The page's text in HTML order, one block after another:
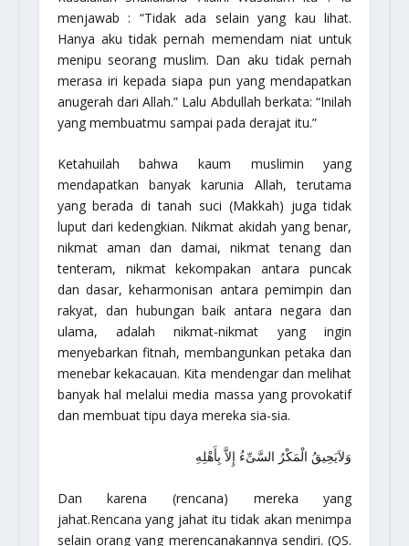
menjawab : “Tidak ada selain yang kau lihat.
Hanya aku tidak pernah memendam niat untuk
menipu seorang muslim. Dan aku tidak pernah
merasa iri kepada siapa pun yang mendapatkan
anugerah dari Allah.” Lalu Abdullah berkata: “Inilah
yang membuatmu sampai pada derajat itu.”
Ketahuilah bahwa kaum muslimin yang
mendapatkan banyak karunia Allah, terutama
yang berada di tanah suci (Makkah) juga tidak
luput dari kedengkian. Nikmat akidah yang benar,
nikmat aman dan damai, nikmat tenang dan
tenteram, nikmat kekompakan antara puncak
dan dasar, keharmonisan antara pemimpin dan
rakyat, dan hubungan baik antara negara dan
ulama, adalah nikmat-nikmat yang ingin
menyebarkan fitnah, membangunkan petaka dan
menebar kekacauan. Kita mendengar dan melihat
banyak hal melalui media massa yang provokatif
dan membuat tipu daya mereka sia-sia.
وَلاَيَحِيقُ الْمَكْرُ السَّىِّءُ إِلاَّ بِأَهْلِهِ
Dan karena (rencana) mereka yang
jahat.Rencana yang jahat itu tidak akan menimpa
selain orang yang merencanakannya sendiri. (QS.